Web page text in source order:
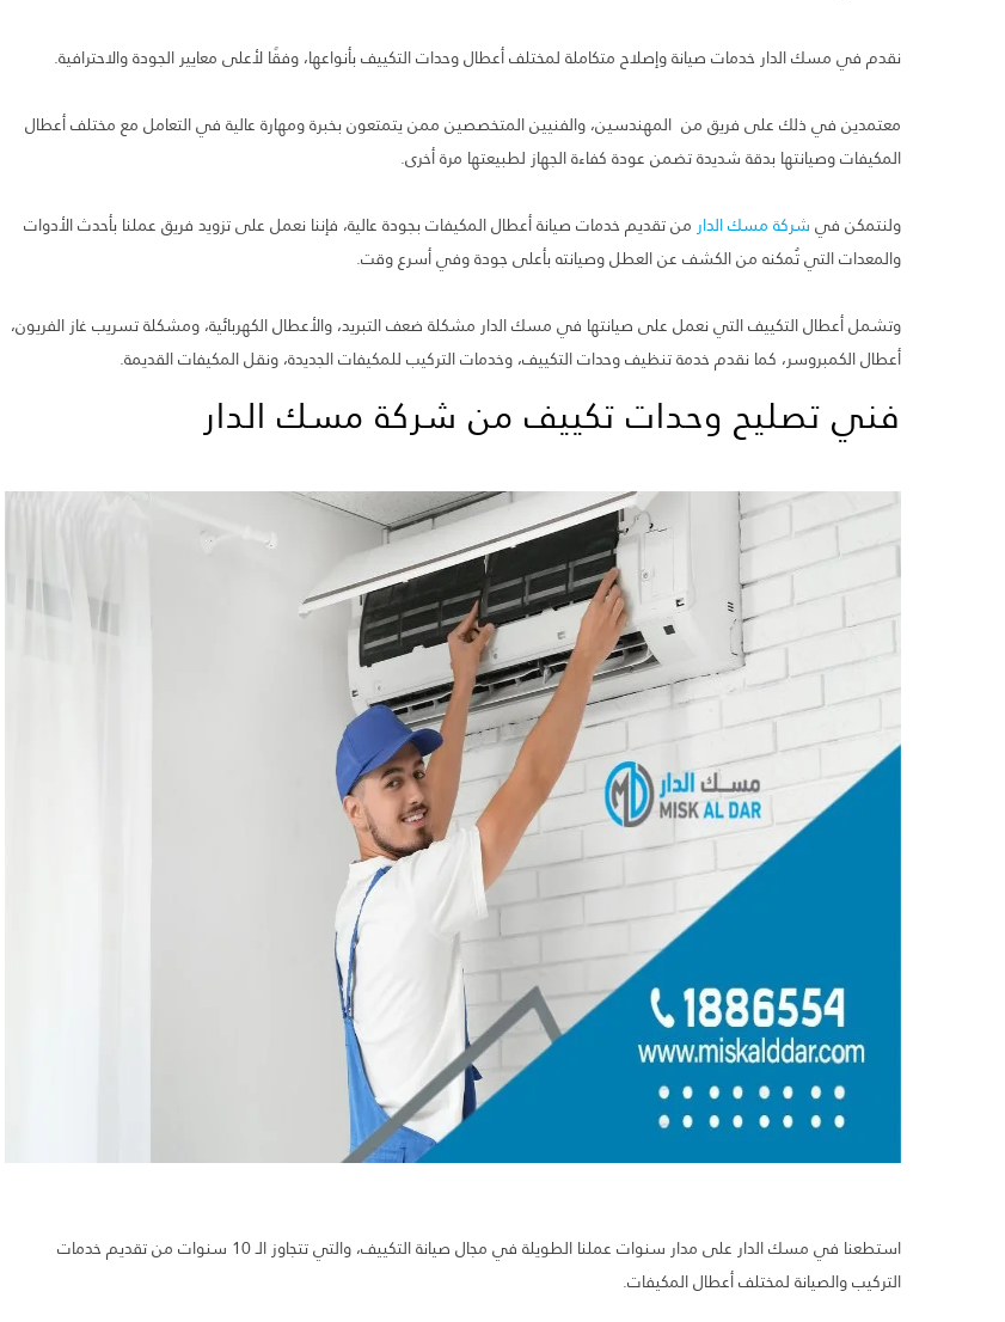
نقدم في مسك الدار خدمات صيانة وإصلاح متكاملة لمختلف أعطال وحدات التكييف بأنواعها، وفقًا لأعلى معايير الجودة والاحترافية.
معتمدين في ذلك على فريق من المهندسين، والفنيين المتخصصين ممن يتمتعون بخبرة ومهارة عالية في التعامل مع مختلف أعطال
المكيفات وصيانتها بدقة شديدة تضمن عودة كفاءة الجهاز لطبيعتها مرة أخرى.
ولنتمكن فيشركة مسك الدار من تقديم خدمات صيانة أعطال المكيفات بجودة عالية، فإننا نعمل على تزويد فريق عملنا بأحدث الأدوات
والمعدات التي تُمكنه من الكشف عن العطل وصيانته بأعلى جودة وفي أسرع وقت.
وتشمل أعطال التكييف التي نعمل على صيانتها في مسك الدار مشكلة ضعف التبريد، والأعطال الكهربائية، ومشكلة تسريب غاز الفريون،
أعطال الكمبروسر، كما نقدم خدمة تنظيف وحدات التكييف، وخدمات التركيب للمكيفات الجديدة، ونقل المكيفات القديمة.
فني تصليح وحدات تكييف من شركة مسك الدار
استطعنا في مسك الدار على مدار سنوات عملنا الطويلة في مجال صيانة التكييف، والتي تتجاوز الـ 10 سنوات من تقديم خدمات
التركيب والصيانة لمختلف أعطال المكيفات.